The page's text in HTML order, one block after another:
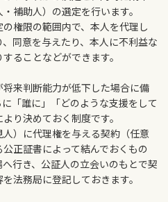
補助人）の選定を行います。
権限の範囲内で、本人を代理し
同意を与えたり、本人に不利益な
ることなどができます。
将来判断能力が低下した場合に備
「誰に」「どのような支援をして
り決めておく制度です。
）に代理権を与える契約（任意
正証書によって結んでおくもの
行き、公証人の立会いのもとで契
法務局に登記しておきます。